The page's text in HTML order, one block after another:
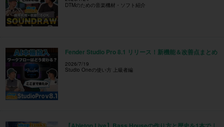
DTMのための音楽機材・ソフト紹介
Fender Studio Pro 8.1 リリース！新機能＆改善点まとめ
2026/7/19
Studio Oneの使い方 上級者編